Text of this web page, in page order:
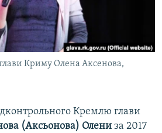
КРИМУ
Криму Олена Аксенова,
Кремлю глави
(Аксьонова) Олени за 2017